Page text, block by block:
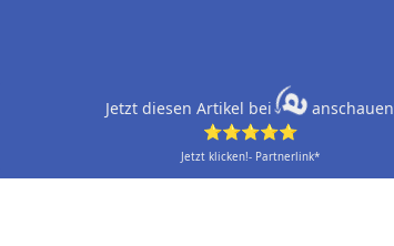
Jetzt diesen Artikel bei
anschauen
⭐⭐⭐⭐⭐
Jetzt klicken!- Partnerlink*